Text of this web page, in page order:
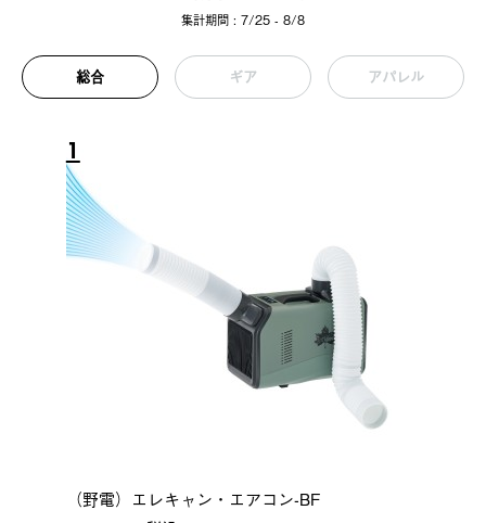
集計期間 : 7/25 - 8/8
総合 ギア アパレル
1
（野電）エレキャン・エアコン-BF